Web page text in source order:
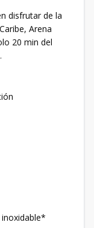
disfrutar de la
Arena
20 min del